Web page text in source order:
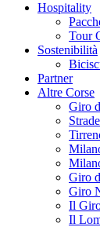
Hospitality
Tour
Sostenibilità
Partner
Altre Corse
Giro
Giro
Giro
Il
Il